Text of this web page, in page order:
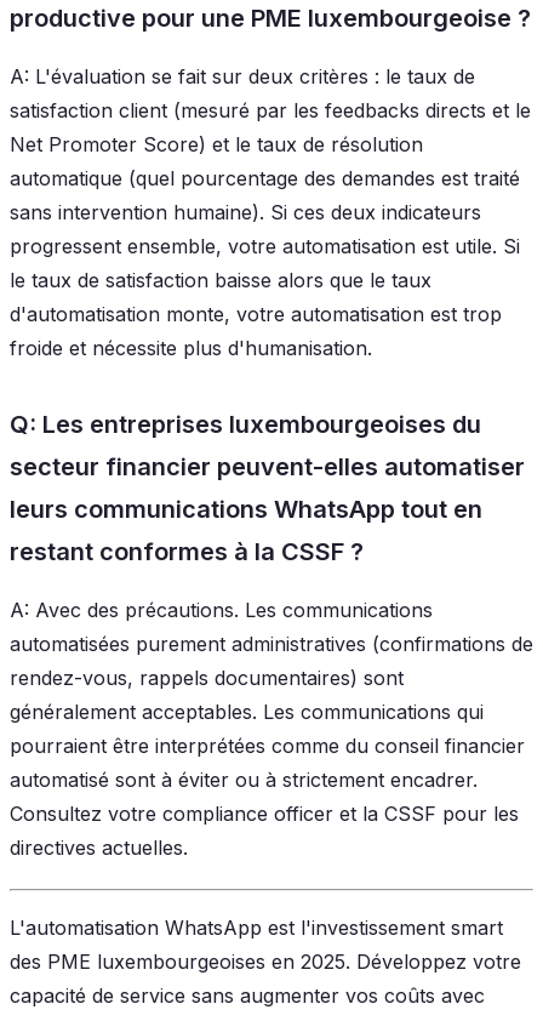
productive pour une PME luxembourgeoise ?
A: L'évaluation se fait sur deux critères : le taux de
satisfaction client (mesuré par les feedbacks directs et le
Net Promoter Score) et le taux de résolution
automatique (quel pourcentage des demandes est traité
sans intervention humaine). Si ces deux indicateurs
progressent ensemble, votre automatisation est utile. Si
le taux de satisfaction baisse alors que le taux
d'automatisation monte, votre automatisation est trop
froide et nécessite plus d'humanisation.
Q: Les entreprises luxembourgeoises du
secteur financier peuvent-elles automatiser
leurs communications WhatsApp tout en
restant conformes à la CSSF ?
A: Avec des précautions. Les communications
automatisées purement administratives (confirmations de
rendez-vous, rappels documentaires) sont
généralement acceptables. Les communications qui
pourraient être interprétées comme du conseil financier
automatisé sont à éviter ou à strictement encadrer.
Consultez votre compliance officer et la CSSF pour les
directives actuelles.
L'automatisation WhatsApp est l'investissement smart
des PME luxembourgeoises en 2025. Développez votre
capacité de service sans augmenter vos coûts avec